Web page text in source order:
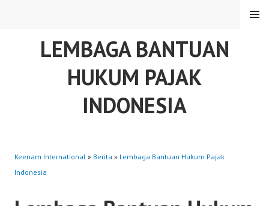
LEMBAGA BANTUAN
HUKUM PAJAK
INDONESIA
MENU
Keenam International » Berita » Lembaga Bantuan Hukum Pajak
Indonesia